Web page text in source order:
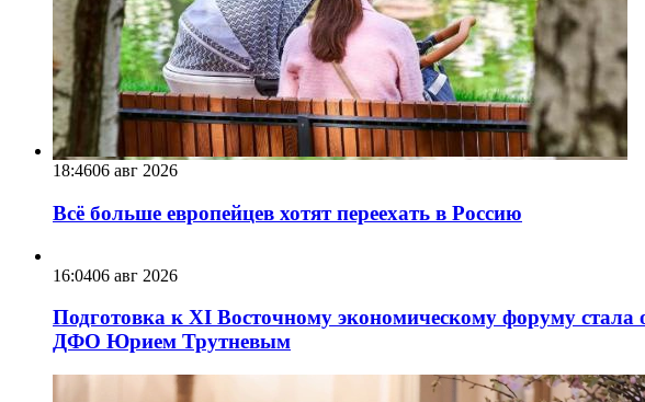
18:4606 авг 2026
Всё больше европейцев хотят переехать в Россию
16:0406 авг 2026
Подготовка к XI Восточному экономическому форуму
ДФО Юрием Трутневым